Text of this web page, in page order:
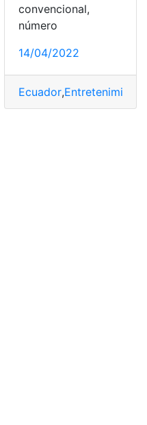
Consultas,Ecuador
convencional,
número
14/04/2022
Ecuador,Entretenimiento